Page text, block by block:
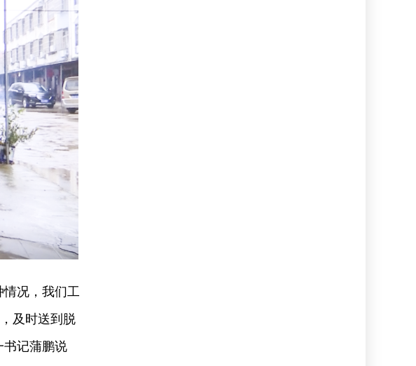
况，我们工
及时送到脱
书记蒲鹏说